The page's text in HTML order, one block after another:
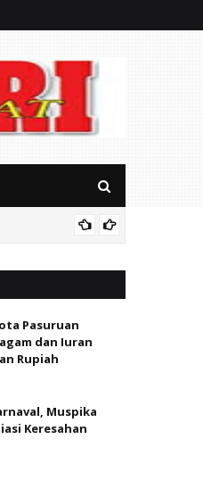
Pasuruan
dan Iuran
Rupiah
Muspika
Keresahan